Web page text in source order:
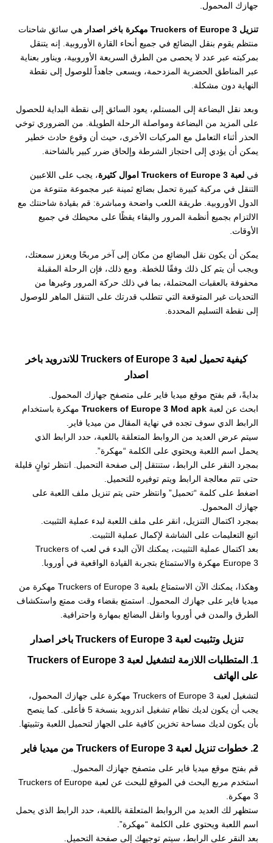
جهازك المحمول.
تنزيل Truckers of Europe 3 مهكرة باخر اصدار
هي سائق شاحنات
منتظم يقوم بنقل البضائع في جميع أنحاء القارة الأوروبية. إنه يتنقل
بمركبته عبر عدد لا يحصى من الطرق السريعة الأوروبية، ويناور بعناية
عبر المناطق الحضرية المزدحمة، ويسعى جاهداً للوصول إلى نقطة
النهاية دون مشكلة.
وبعد نقل البضاعة إلى المستلم، يعود السائق إلى نقطة البداية للحصول
على المزيد من البضاعة ومواصلة الرحلة الطويلة. من الضروري توخي
الحذر أثناء التعامل مع المركبات الأخرى، حيث أن وقوع حادث خطير
يمكن أن يؤدي إلى احتجاز الشرطة وإلحاق ضرر كبير بالشاحنة.
في لعبة Truckers of Europe 3 اموال كثيرة
، يجب على اللاعبين
التنقل في مركبة كبيرة تحمل بضائع ثمينة عبر مجموعة متنوعة من
الدول الأوروبية. طريقة اللعب واضحة ومباشرة: قم بقيادة شاحنتك مع
الالتزام بجميع أنظمة المرور والبقاء يقظًا على محيطك في جميع
الأوقات.
يمكن أن يكون نقل البضائع من مكان إلى آخر مربحًا ويعزز سمعتك،
ويجب أن يتم كل ذلك وفقًا للخطة. ومع ذلك، فإن الرحلة المقبلة
محفوفة بالعقبات المحتملة، بما في ذلك حركة المرور وغيرها من
التحديات غير المتوقعة التي تتطلب قدرتك على التنقل الماهر للوصول
إلى نقطة التسليم المحددة.
كيفية تحميل لعبة Truckers of Europe 3 للاندرويد باخر
اصدار
بدايةً، قم بفتح موقع ميديا فاير على متصفح جهازك المحمول.
ابحث عن لعبة
مهكرة باستخدام
الرابط الدي سوف تجده في نهاية المقال من ميديا فاير.
سيتم عرض العديد من الروابط المتعلقة باللعبة، حدد الرابط الذي
يحمل اسم اللعبة ويحتوي على الكلمة “مهكرة”.
بمجرد النقر على الرابط، ستنتقل إلى صفحة التحميل. انتظر ثوانٍ قليلة
حتى تتم معالجة الرابط ويتم توفيره للتحميل.
اضغط على كلمة “تحميل” وانتظر حتى يتم تنزيل ملف اللعبة على
جهازك المحمول.
بمجرد اكتمال التنزيل، انقر على ملف اللعبة لبدء عملية التثبيت.
اتبع التعليمات على الشاشة لإكمال عملية التثبيت.
بعد اكتمال عملية التثبيت، يمكنك الآن البدء في لعب Truckers of
Europe 3 مهكرة والاستمتاع بتجربة القيادة الواقعية في أوروبا.
وهكذا، يمكنك الآن الاستمتاع بلعبة Truckers of Europe 3 مهكرة من
ميديا فاير على جهازك المحمول. استمتع بقضاء وقت ممتع واستكشاف
الطرق والمدن في أوروبا وانقل البضائع بمهارة واحترافية.
تنزيل وتثبيت لعبة Truckers of Europe 3 باخر اصدار
1. المتطلبات اللازمة لتشغيل لعبة Truckers of Europe 3
على الهاتف
لتشغيل لعبة Truckers of Europe 3 مهكرة على جهازك المحمول،
يجب أن يكون لديك نظام تشغيل اندرويد بنسخة 5 فأعلى. كما ينصح
بأن يكون لديك مساحة تخزين كافية على الجهاز لتحميل اللعبة وتثبيتها.
2. خطوات تنزيل لعبة Truckers of Europe 3 من ميديا فاير
قم بفتح موقع ميديا فاير على متصفح جهازك المحمول.
استخدم مربع البحث في الموقع للبحث عن لعبة Truckers of Europe
3 مهكرة.
ستظهر لك العديد من الروابط المتعلقة باللعبة، حدد الرابط الذي يحمل
اسم اللعبة ويحتوي على الكلمة “مهكرة”.
بعد النقر على الرابط، سيتم توجيهك إلى صفحة التحميل.